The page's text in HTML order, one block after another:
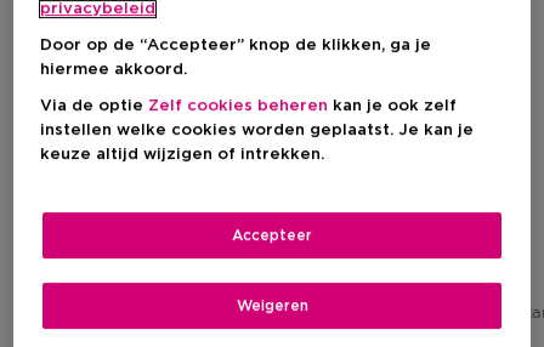
Exclusief
LEE STAFFORD
Scalp Love
Kortingsprijs
€ 10,16
Aanbevolen verkoopprijs fabrikant€ 11,95
LEE STAFFORD
Styling
Kortingsprijs
€ 9,31
Aanbevolen verkoopprijs
privacybeleid
Door op de “Accepteer” knop de klikken, ga je
hiermee akkoord.
Via de optie Zelf cookies beheren kan je ook zelf
instellen welke cookies worden geplaatst. Je kan je
keuze altijd wijzigen of intrekken.
Weigeren
Accepteer